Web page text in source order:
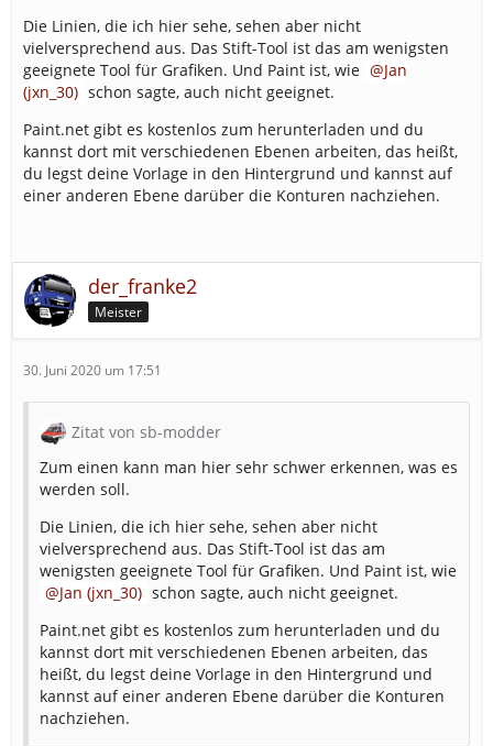
Die Linien, die ich hier sehe, sehen aber nicht
vielversprechend aus. Das Stift-Tool ist das am wenigsten
geeignete Tool für Grafiken. Und Paint ist, wie
Jan
(jxn_30) schon sagte, auch nicht geeignet.
Paint.net gibt es kostenlos zum herunterladen und du
kannst dort mit verschiedenen Ebenen arbeiten, das heißt,
du legst deine Vorlage in den Hintergrund und kannst auf
einer anderen Ebene darüber die Konturen nachziehen.
der_franke2
Meister
30. Juni 2020 um 17:51
Zitat von sb-modder
Zum einen kann man hier sehr schwer erkennen, was es
werden soll.
Die Linien, die ich hier sehe, sehen aber nicht
vielversprechend aus. Das Stift-Tool ist das am
wenigsten geeignete Tool für Grafiken. Und Paint ist, wie
Jan (jxn_30) schon sagte, auch nicht geeignet.
Paint.net gibt es kostenlos zum herunterladen und du
kannst dort mit verschiedenen Ebenen arbeiten, das
heißt, du legst deine Vorlage in den Hintergrund und
kannst auf einer anderen Ebene darüber die Konturen
nachziehen.